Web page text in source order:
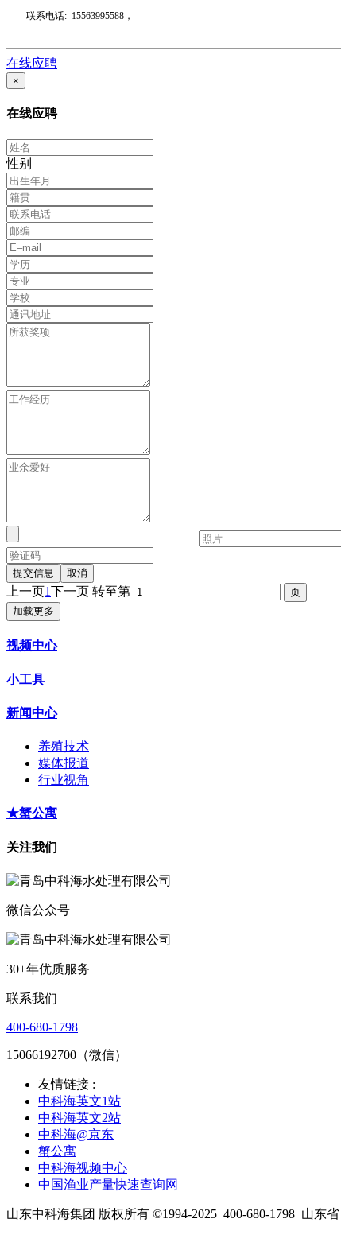
联系电话: 15563995588，
在线应聘
×
在线应聘
性别
提交信息 取消
上一页1下一页 转至第
加载更多
视频中心
小工具
新闻中心
养殖技术
媒体报道
行业视角
★蟹公寓
关注我们
微信公众号
30+年优质服务
联系我们
400-680-1798
15066192700（微信）
友情链接 :
中科海英文1站
中科海英文2站
中科海@京东
蟹公寓
中科海视频中心
中国渔业产量快速查询网
山东中科海集团 版权所有 ©1994-2025 400-680-1798 山东